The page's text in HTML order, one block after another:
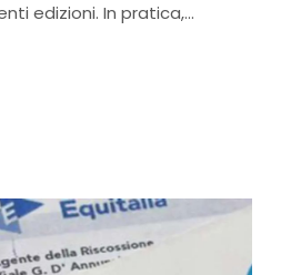
edizioni. In pratica,...